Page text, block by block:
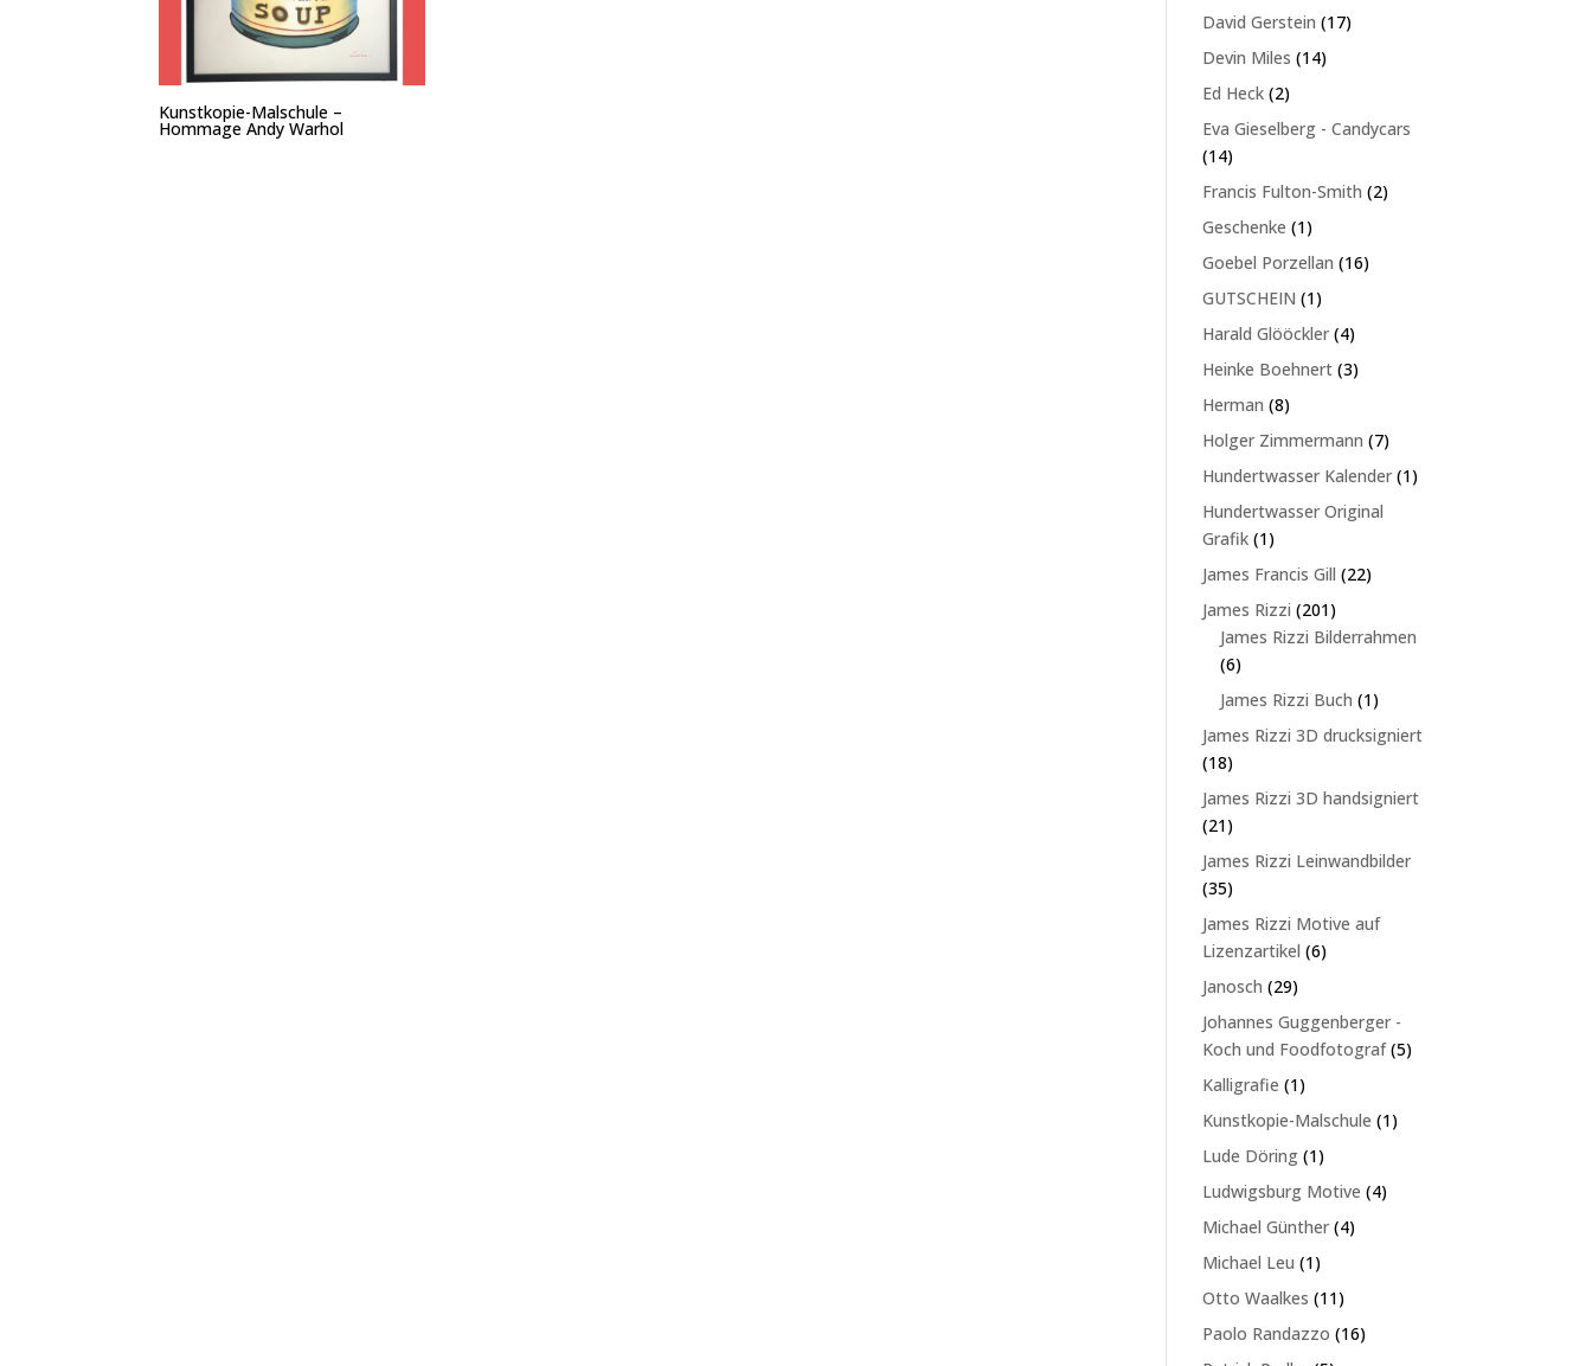
Kunstkopie-Malschule –
Hommage Andy Warhol
David Gerstein 1717
Devin Miles 1414
Ed Heck 22
Produkte
Eva Gieselberg - Candycars
1414
Produkte
Francis Fulton-Smith 22
Geschenke 11
Produkt
Goebel Porzellan 1616
GUTSCHEIN 11
Produkt
Harald Glööckler 44
Produkte
Heinke Boehnert 33
Herman 88
Holger Zimmermann 77
Produkte
Hundertwasser Kalender 11
Hundertwasser Original
Grafik 11
Produkt
James Francis Gill 2222
James Rizzi 201201
Produkte
James Rizzi Bilderrahmen
66
Produkte
James Rizzi Buch 11
Produkt
James Rizzi 3D drucksigniert
1818
Produkte
James Rizzi 3D handsigniert
2121
Produkte
James Rizzi Leinwandbilder
3535
Produkte
James Rizzi Motive auf
Lizenzartikel 66
Janosch 2929
Produkte
Johannes Guggenberger -
Koch und Foodfotograf 55
Kalligrafie 11
Produkt
Kunstkopie-Malschule 11
Lude Döring 11
Produkt
Ludwigsburg Motive 44
Michael Günther 44
Michael Leu 11
Produkt
Otto Waalkes 1111
Produkte
Paolo Randazzo 1616